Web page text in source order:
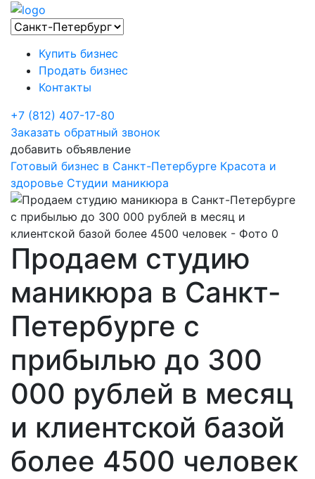
Купить бизнес
Продать бизнес
Контакты
+7 (812) 407-17-80
Заказать обратный звонок
добавить объявление
Готовый бизнес в Санкт-Петербурге Красота и
здоровье Студии маникюра
Продаем студию
маникюра в Санкт-
Петербурге с
прибылью до 300
000 рублей в месяц
и клиентской базой
более 4500 человек